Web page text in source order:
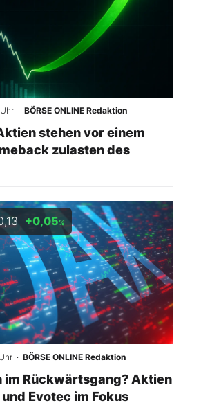
· BÖRSE ONLINE Redaktion
stehen vor einem
zulasten des
+0,05%
· BÖRSE ONLINE Redaktion
im Rückwärtsgang? Aktien
Evotec im Fokus